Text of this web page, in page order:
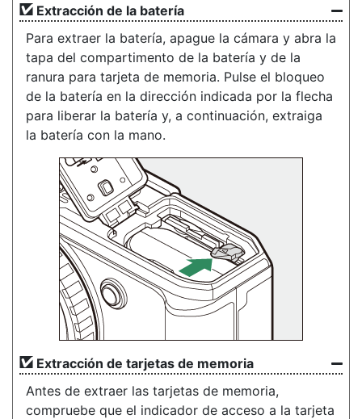
Extracción de la batería
Para extraer la batería, apague la cámara y abra la
tapa del compartimento de la batería y de la
ranura para tarjeta de memoria. Pulse el bloqueo
de la batería en la dirección indicada por la flecha
para liberar la batería y, a continuación, extraiga
la batería con la mano.
Extracción de tarjetas de memoria
Antes de extraer las tarjetas de memoria,
compruebe que el indicador de acceso a la tarjeta